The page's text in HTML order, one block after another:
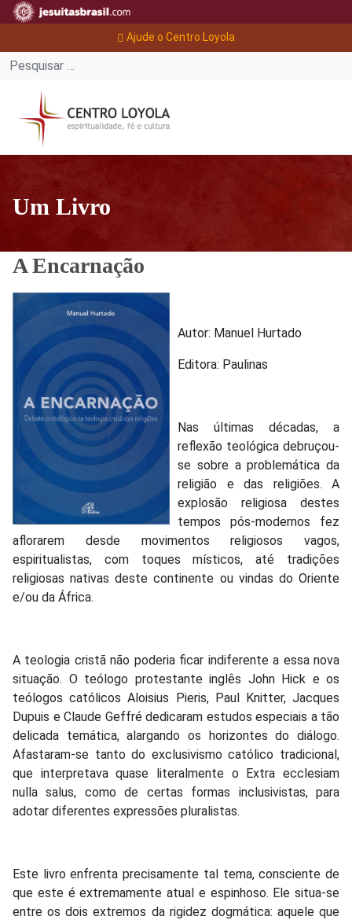
Ajude o Centro Loyola
Um Livro
A Encarnação
Autor: Manuel Hurtado
Editora: Paulinas
Nas últimas décadas, a
reflexão teológica debruçou-
se sobre a problemática da
religião e das religiões. A
explosão religiosa destes
tempos pós-modernos fez
aflorarem desde movimentos religiosos vagos,
espiritualistas, com toques místicos, até tradições
religiosas nativas deste continente ou vindas do Oriente
e/ou da África.
A teologia cristã não poderia ficar indiferente a essa nova
situação. O teólogo protestante inglês John Hick e os
teólogos católicos Aloisius Pieris, Paul Knitter, Jacques
Dupuis e Claude Geffré dedicaram estudos especiais a tão
delicada temática, alargando os horizontes do diálogo.
Afastaram-se tanto do exclusivismo católico tradicional,
que interpretava quase literalmente o Extra ecclesiam
nulla salus, como de certas formas inclusivistas, para
adotar diferentes expressões pluralistas.
Este livro enfrenta precisamente tal tema, consciente de
que este é extremamente atual e espinhoso. Ele situa-se
entre os dois extremos da rigidez dogmática: aquele que